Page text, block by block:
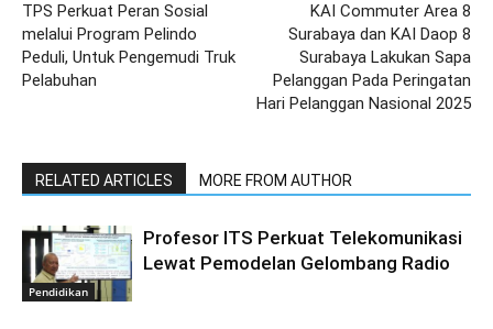
TPS Perkuat Peran Sosial
melalui Program Pelindo
Peduli, Untuk Pengemudi Truk
Pelabuhan
KAI Commuter Area 8
Surabaya dan KAI Daop 8
Surabaya Lakukan Sapa
Pelanggan Pada Peringatan
Hari Pelanggan Nasional 2025
RELATED ARTICLES MORE FROM AUTHOR
Pendidikan
Profesor ITS Perkuat Telekomunikasi
Lewat Pemodelan Gelombang Radio